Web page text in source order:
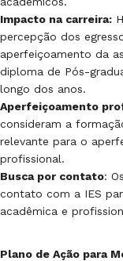
Impacto na carreira:
percepção dos
aperfeiçoamento da
diploma de Pós-
longo dos anos.
Aperfeiçoamento
consideram a
relevante para o
profissional.
Busca por contato:
contato com a IES
acadêmica e
Plano de Ação para